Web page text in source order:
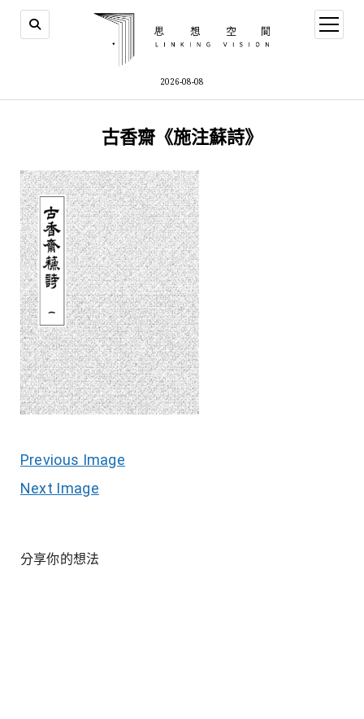
2026-08-08
open
menu
古香齋《施注蘇詩》
Previous Image
Next Image
分享你的想法